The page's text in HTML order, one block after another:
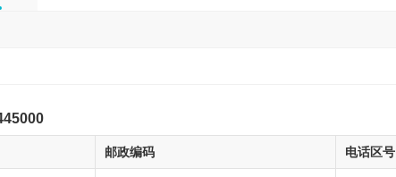
邮政编码 电话区号